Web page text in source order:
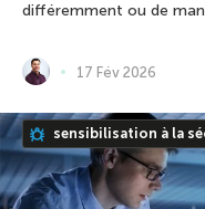
différemment ou de
17 Fév 2026
sensibilisation à la